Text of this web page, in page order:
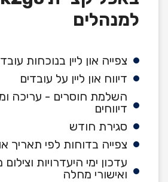
למנהלים
צפייה און ליין בנוכחות
דיווח און ליין על עובדים
השלמת חוסרים - עריכה
דיווחים
סגירת חודש
צפייה בדוחות לפי תאריך
עדכון ימי היעדרויות
ואישורי מחלה